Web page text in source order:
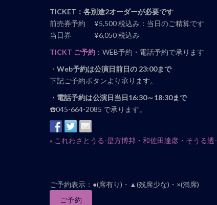
TICKET：各別途2オーダーが必要です
前売券予約 ¥5,500 税込み：当日のご精算です
当日券 ¥6,050 税込み
TICKT ご予約：WEB予約・電話予約で承ります
・ Web予約は公演日前日の 23:00まで
下記ご予約ボタンより承ります。
・電話予約は公演日当日16:30～18:30まで
☎️045-664-2085 で承ります。
イ
ト
ナ
«これわさとうる-是方博邦・和佐田達彦・そうる透-
ご予約表示：●(席有り)・▲(残席少な)・×(満席)
ご予約